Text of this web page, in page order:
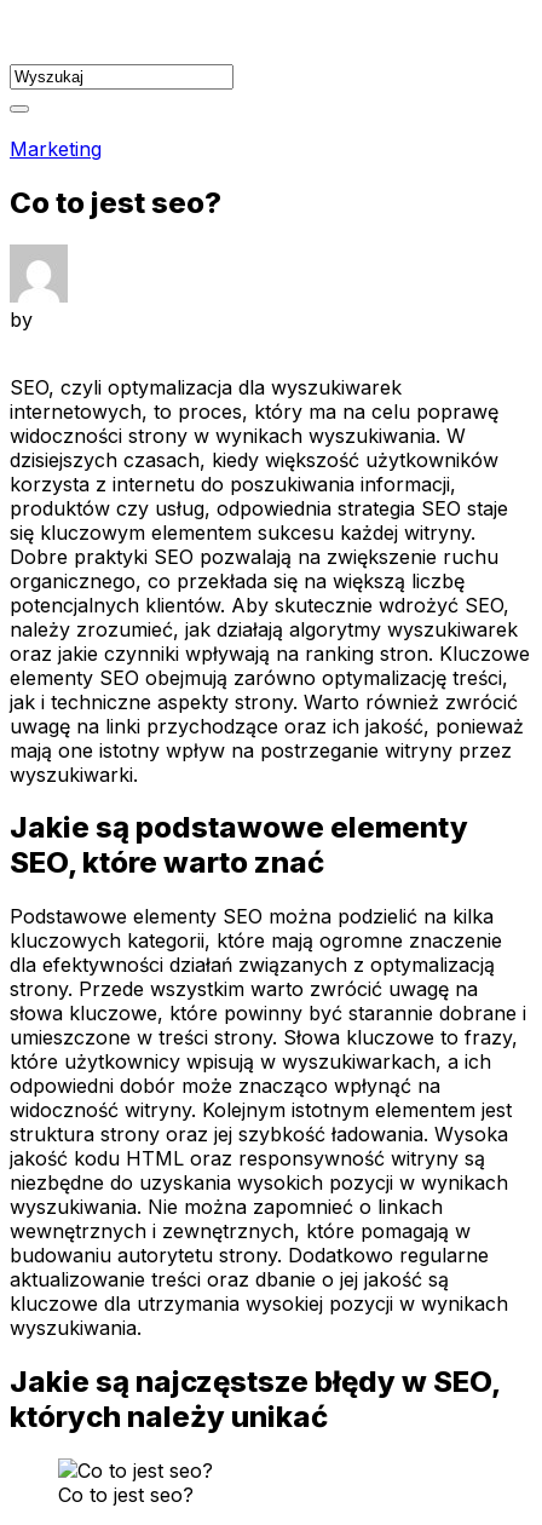
content
Marketing
Co to jest seo?
by
SEO, czyli optymalizacja dla wyszukiwarek
internetowych, to proces, który ma na celu poprawę
widoczności strony w wynikach wyszukiwania. W
dzisiejszych czasach, kiedy większość użytkowników
korzysta z internetu do poszukiwania informacji,
produktów czy usług, odpowiednia strategia SEO staje
się kluczowym elementem sukcesu każdej witryny.
Dobre praktyki SEO pozwalają na zwiększenie ruchu
organicznego, co przekłada się na większą liczbę
potencjalnych klientów. Aby skutecznie wdrożyć SEO,
należy zrozumieć, jak działają algorytmy wyszukiwarek
oraz jakie czynniki wpływają na ranking stron. Kluczowe
elementy SEO obejmują zarówno optymalizację treści,
jak i techniczne aspekty strony. Warto również zwrócić
uwagę na linki przychodzące oraz ich jakość, ponieważ
mają one istotny wpływ na postrzeganie witryny przez
wyszukiwarki.
Jakie są podstawowe elementy
SEO, które warto znać
Podstawowe elementy SEO można podzielić na kilka
kluczowych kategorii, które mają ogromne znaczenie
dla efektywności działań związanych z optymalizacją
strony. Przede wszystkim warto zwrócić uwagę na
słowa kluczowe, które powinny być starannie dobrane i
umieszczone w treści strony. Słowa kluczowe to frazy,
które użytkownicy wpisują w wyszukiwarkach, a ich
odpowiedni dobór może znacząco wpłynąć na
widoczność witryny. Kolejnym istotnym elementem jest
struktura strony oraz jej szybkość ładowania. Wysoka
jakość kodu HTML oraz responsywność witryny są
niezbędne do uzyskania wysokich pozycji w wynikach
wyszukiwania. Nie można zapomnieć o linkach
wewnętrznych i zewnętrznych, które pomagają w
budowaniu autorytetu strony. Dodatkowo regularne
aktualizowanie treści oraz dbanie o jej jakość są
kluczowe dla utrzymania wysokiej pozycji w wynikach
wyszukiwania.
Jakie są najczęstsze błędy w SEO,
których należy unikać
Co to jest seo?